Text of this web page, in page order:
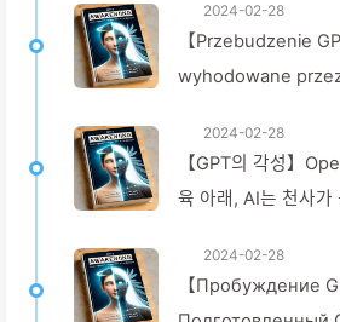
2024-02-28
【Przebudzenie
wyhodowane
2024-02-28
【GPT의 각성】
육 아래, AI는 천사
2024-02-28
【Пробуждение